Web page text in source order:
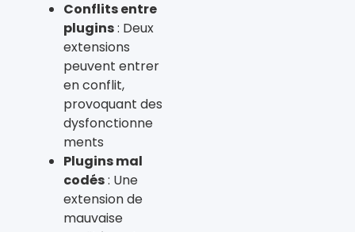
Conflits entre
plugins: Deux
extensions
peuvent entrer
en conflit,
provoquant des
dysfonctionne
ments
Plugins mal
codés: Une
extension de
mauvaise